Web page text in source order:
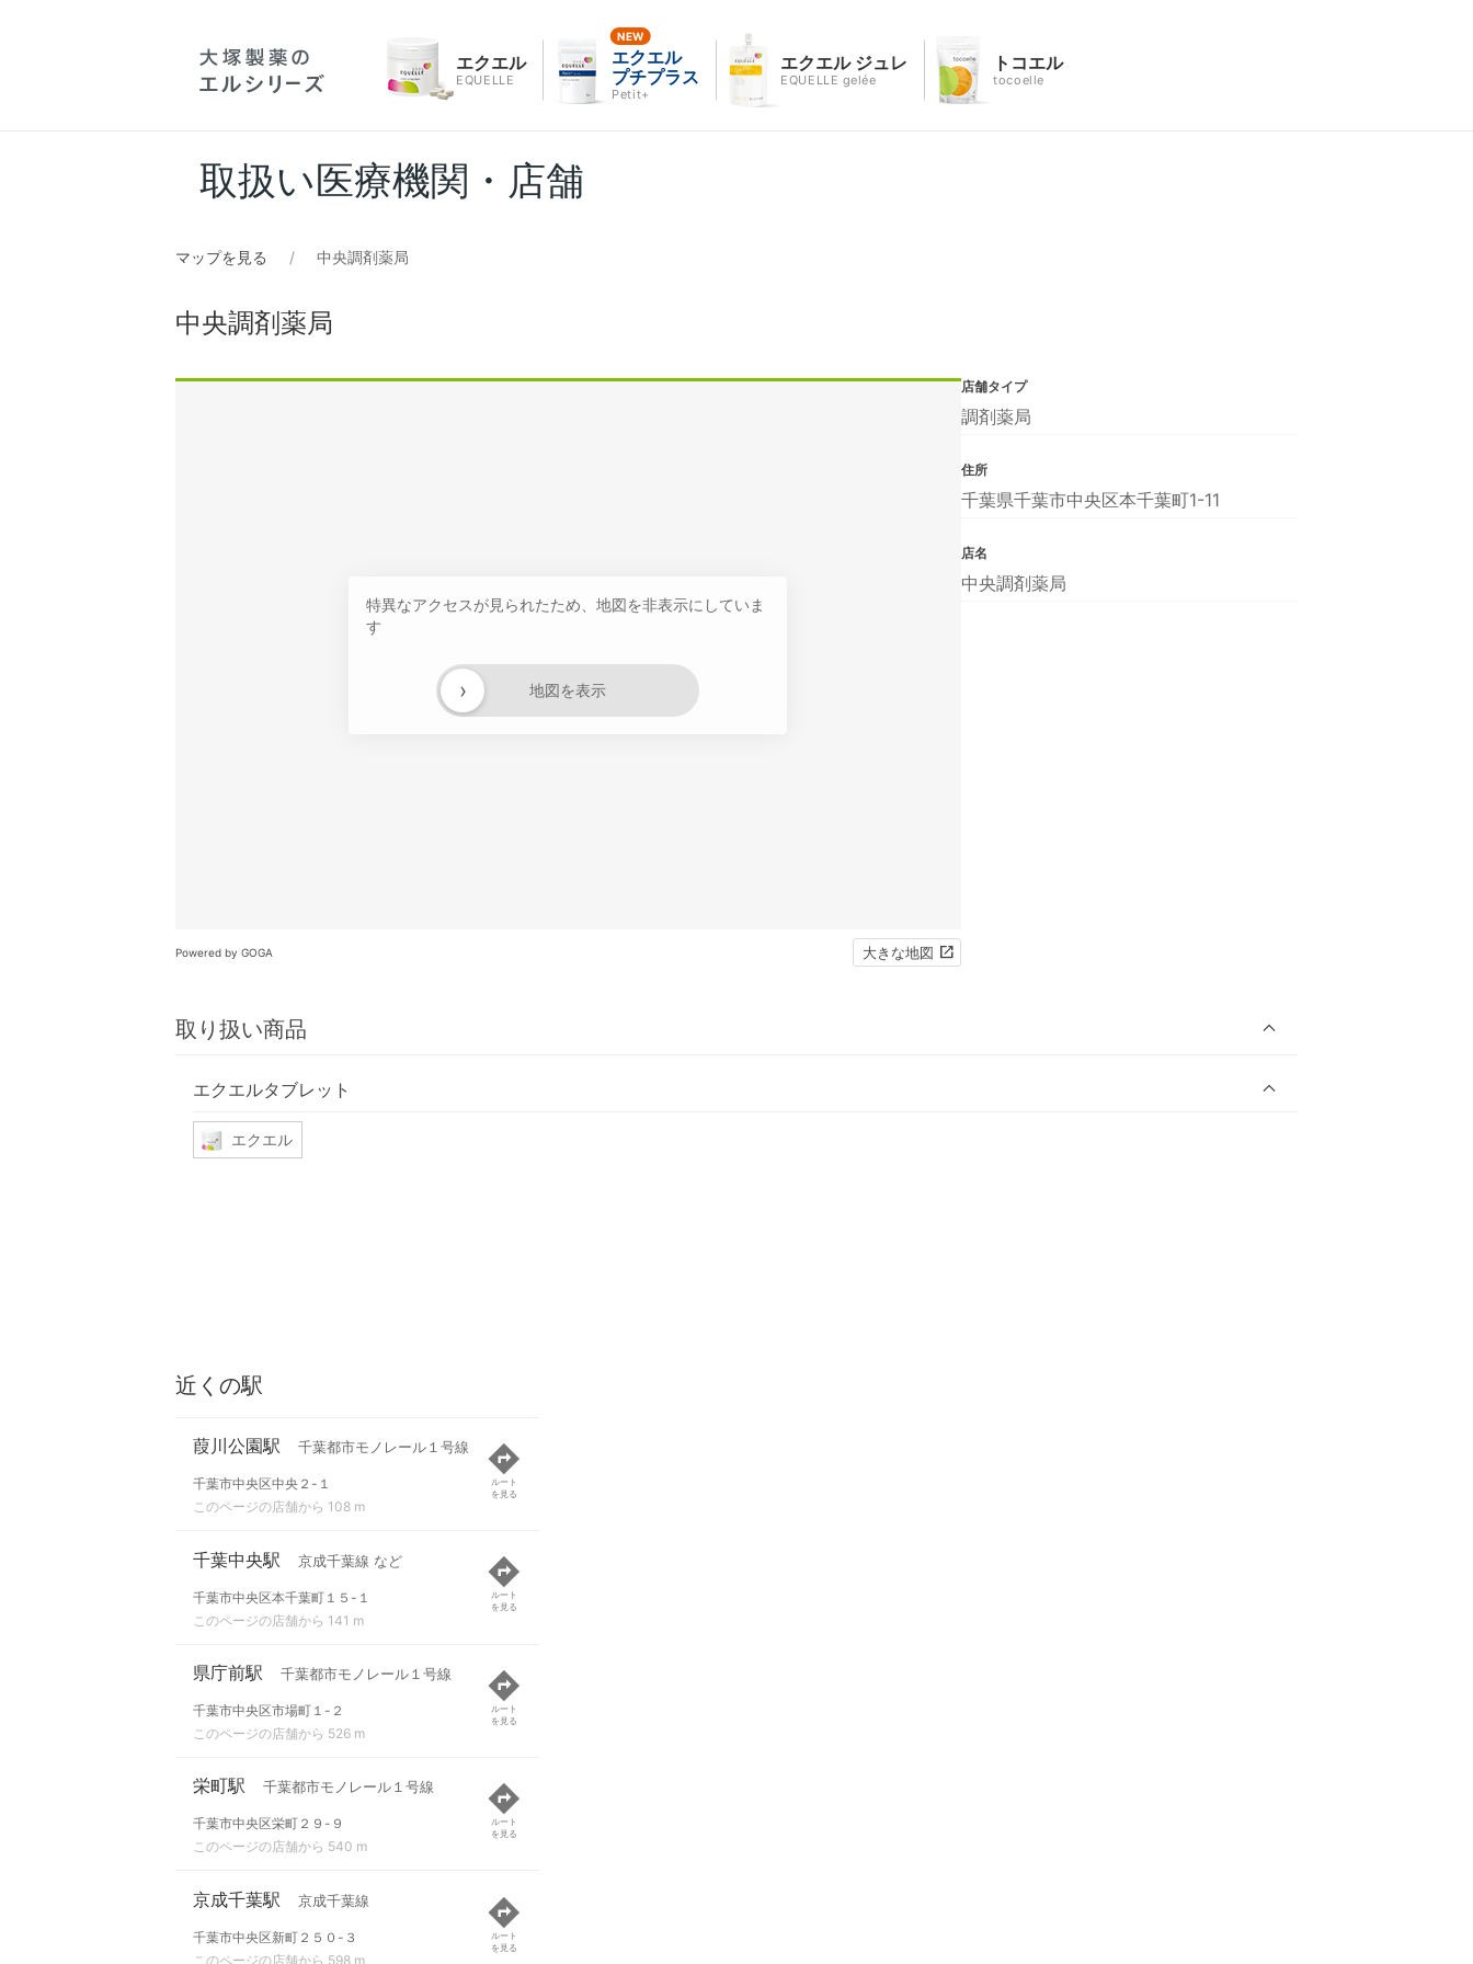
エクエル
EQUELLE
エクエル
プチプラス
Petit+
エクエル ジュレ
EQUELLE gelée
トコエル
tocoelle
取扱い医療機関・店舗
マップを見る 中央調剤薬局
中央調剤薬局
特異なアクセスが見られたため、地図を非表示にしていま
す
地図を表示
›
Powered by GOGA 大きな地図
取り扱い商品
エクエルタブレット
エクエル
店舗タイプ
調剤薬局
住所
千葉県千葉市中央区本千葉町1-11
店名
中央調剤薬局
近くの駅
葭川公園駅 千葉都市モノレール１号線
千葉市中央区中央２-１
このページの店舗から 108 m
ルート
を見る
千葉中央駅 京成千葉線 など
千葉市中央区本千葉町１５-１
このページの店舗から 141 m
ルート
を見る
県庁前駅 千葉都市モノレール１号線
千葉市中央区市場町１-２
このページの店舗から 526 m
ルート
を見る
栄町駅 千葉都市モノレール１号線
千葉市中央区栄町２９-９
このページの店舗から 540 m
ルート
を見る
京成千葉駅 京成千葉線
千葉市中央区新町２５０-３
このページの店舗から 598 m
ルート
を見る